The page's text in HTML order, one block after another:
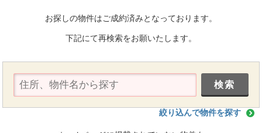
お探しの物件はご成約済みとなっております。
下記にて再検索をお願いたします。
絞り込んで物件を探す